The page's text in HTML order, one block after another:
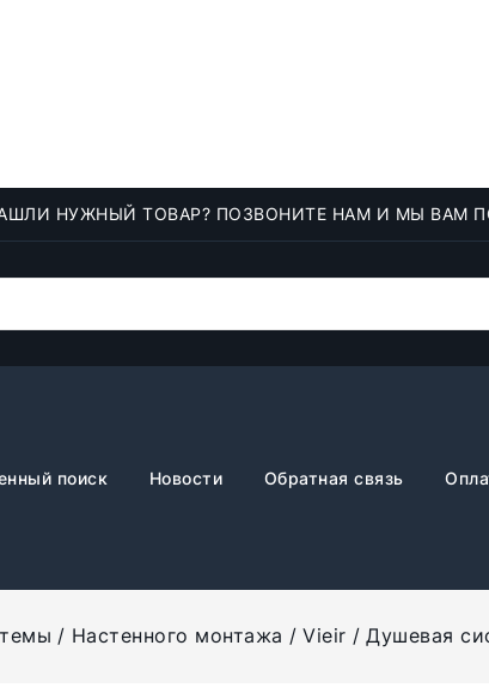
НУЖНЫЙ ТОВАР? ПОЗВОНИТЕ НАМ И МЫ ВАМ
поиск Новости Обратная связь
Настенного монтажа Vieir Душевая